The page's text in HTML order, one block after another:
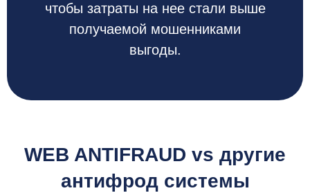
чтобы затраты на нее стали выше
получаемой мошенниками
выгоды.
WEB ANTIFRAUD vs другие
антифрод системы